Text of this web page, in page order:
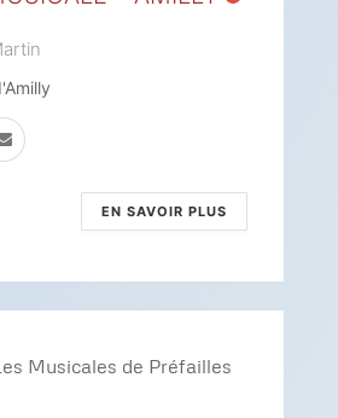
EN SAVOIR PLUS
Musicales de Préfailles